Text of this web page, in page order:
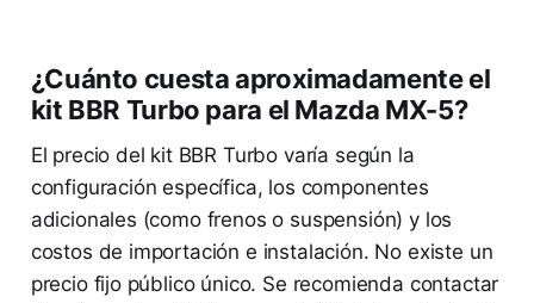
¿Cuánto cuesta aproximadamente el
kit BBR Turbo para el Mazda MX-5?
El precio del kit BBR Turbo varía según la
configuración específica, los componentes
adicionales (como frenos o suspensión) y los
costos de importación e instalación. No existe un
precio fijo público único. Se recomienda contactar